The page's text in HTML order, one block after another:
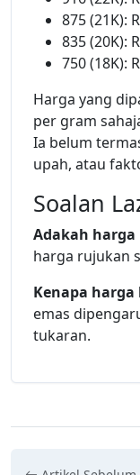
875 (21K):
835 (20K):
750 (18K):
Harga yang
per gram
Ia belum
upah, atau
Soalan
Adakah harga
harga rujukan
Kenapa
emas
tukaran.